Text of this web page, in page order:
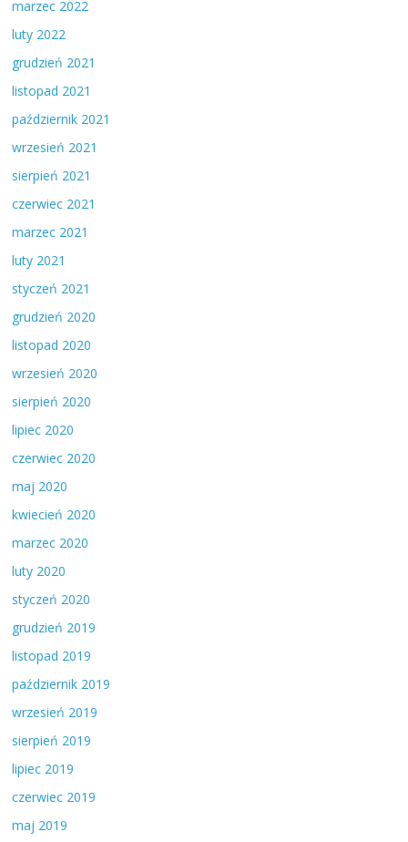
marzec 2022
luty 2022
grudzień 2021
listopad 2021
październik 2021
wrzesień 2021
sierpień 2021
czerwiec 2021
marzec 2021
luty 2021
styczeń 2021
grudzień 2020
listopad 2020
wrzesień 2020
sierpień 2020
lipiec 2020
czerwiec 2020
maj 2020
kwiecień 2020
marzec 2020
luty 2020
styczeń 2020
grudzień 2019
listopad 2019
październik 2019
wrzesień 2019
sierpień 2019
lipiec 2019
czerwiec 2019
maj 2019